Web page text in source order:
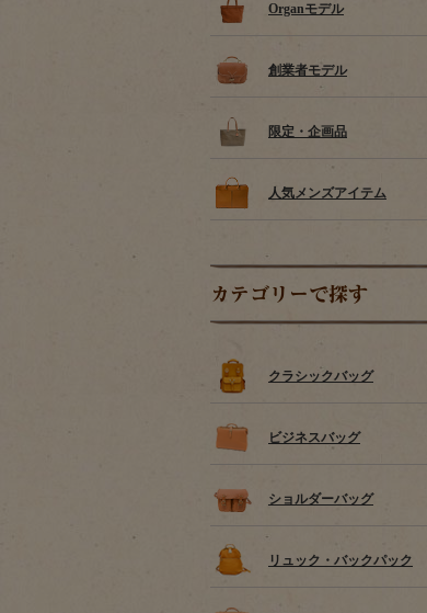
Organモデル
創業者モデル
限定・企画品
人気メンズアイテム
カテゴリーで探す
クラシックバッグ
ビジネスバッグ
ショルダーバッグ
リュック・バックパック